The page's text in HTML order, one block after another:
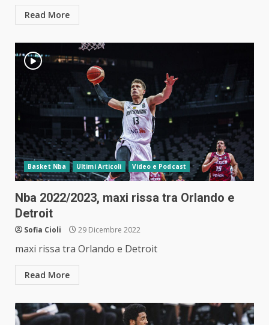
Read More
Basket Nba Ultimi Articoli Video e Podcast
Nba 2022/2023, maxi rissa tra Orlando e
Detroit
Sofia Cioli 29 Dicembre 2022
maxi rissa tra Orlando e Detroit
Read More